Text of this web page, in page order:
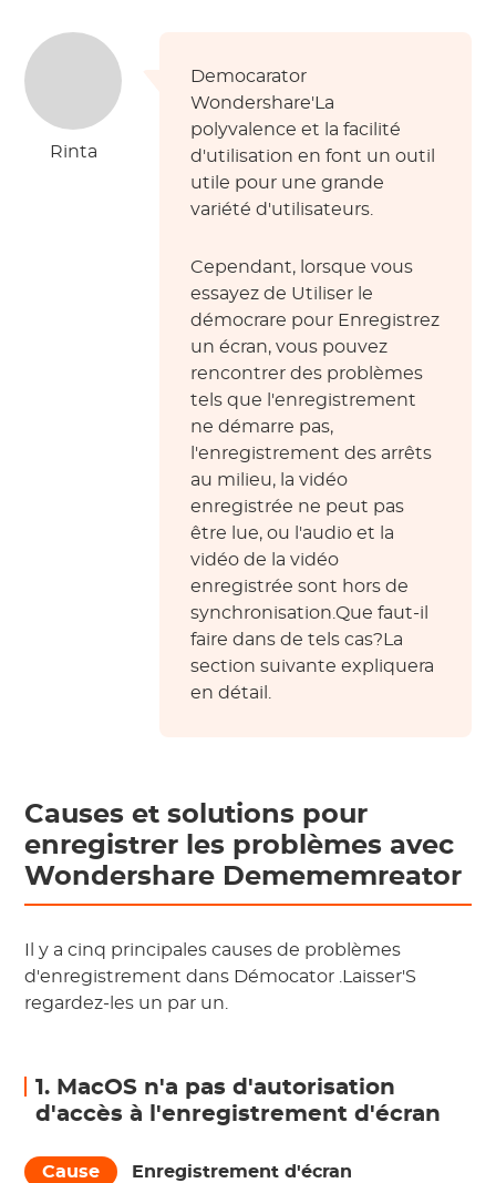
Rinta
Democarator
Wondershare'La
polyvalence et la facilité
d'utilisation en font un outil
utile pour une grande
variété d'utilisateurs.
Cependant, lorsque vous
essayez de Utiliser le
démocrare pour Enregistrez
un écran, vous pouvez
rencontrer des problèmes
tels que l'enregistrement
ne démarre pas,
l'enregistrement des arrêts
au milieu, la vidéo
enregistrée ne peut pas
être lue, ou l'audio et la
vidéo de la vidéo
enregistrée sont hors de
synchronisation.Que faut-il
faire dans de tels cas?La
section suivante expliquera
en détail.
Causes et solutions pour
enregistrer les problèmes avec
Wondershare Demememreator
Il y a cinq principales causes de problèmes
d'enregistrement dans Démocator .Laisser'S
regardez-les un par un.
1. MacOS n'a pas d'autorisation
d'accès à l'enregistrement d'écran
Cause Enregistrement d'écran